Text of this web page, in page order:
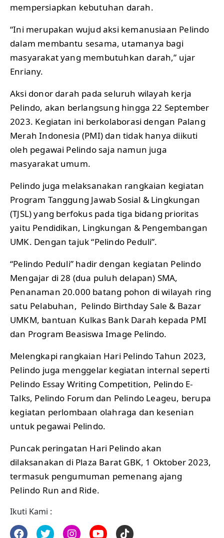
mempersiapkan kebutuhan darah.
“Ini merupakan wujud aksi kemanusiaan Pelindo
dalam membantu sesama, utamanya bagi
masyarakat yang membutuhkan darah,” ujar
Enriany.
Aksi donor darah pada seluruh wilayah kerja
Pelindo, akan berlangsung hingga 22 September
2023. Kegiatan ini berkolaborasi dengan Palang
Merah Indonesia (PMI) dan tidak hanya diikuti
oleh pegawai Pelindo saja namun juga
masyarakat umum.
Pelindo juga melaksanakan rangkaian kegiatan
Program Tanggung Jawab Sosial & Lingkungan
(TJSL) yang berfokus pada tiga bidang prioritas
yaitu Pendidikan, Lingkungan & Pengembangan
UMK. Dengan tajuk “Pelindo Peduli”.
“Pelindo Peduli” hadir dengan kegiatan Pelindo
Mengajar di 28 (dua puluh delapan) SMA,
Penanaman 20.000 batang pohon di wilayah ring
satu Pelabuhan, Pelindo Birthday Sale & Bazar
UMKM, bantuan Kulkas Bank Darah kepada PMI
dan Program Beasiswa Image Pelindo.
Melengkapi rangkaian Hari Pelindo Tahun 2023,
Pelindo juga menggelar kegiatan internal seperti
Pelindo Essay Writing Competition, Pelindo E-
Talks, Pelindo Forum dan Pelindo Leageu, berupa
kegiatan perlombaan olahraga dan kesenian
untuk pegawai Pelindo.
Puncak peringatan Hari Pelindo akan
dilaksanakan di Plaza Barat GBK, 1 Oktober 2023,
termasuk pengumuman pemenang ajang
Pelindo Run and Ride.
Ikuti Kami :